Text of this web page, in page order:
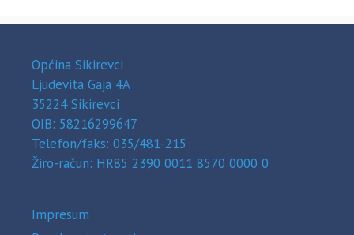
Općina Sikirevci
Ljudevita Gaja 4A
35224 Sikirevci
OIB: 58216299647
Telefon/faks: 035/481-215
Žiro-račun: HR85 2390 0011 8570 0000 0
Impresum